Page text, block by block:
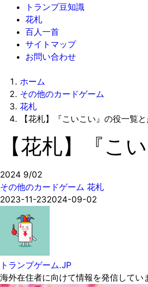
トランプ豆知識
花札
百人一首
サイトマップ
お問い合わせ
ホーム
その他のカードゲーム
花札
【花札】『こいこい』の役一覧
【花札】『こ
2024 9/02
その他のカードゲーム 花札
2023-11-232024-09-02
トランプゲーム.JP
海外在住者に向けて情報を発信してい